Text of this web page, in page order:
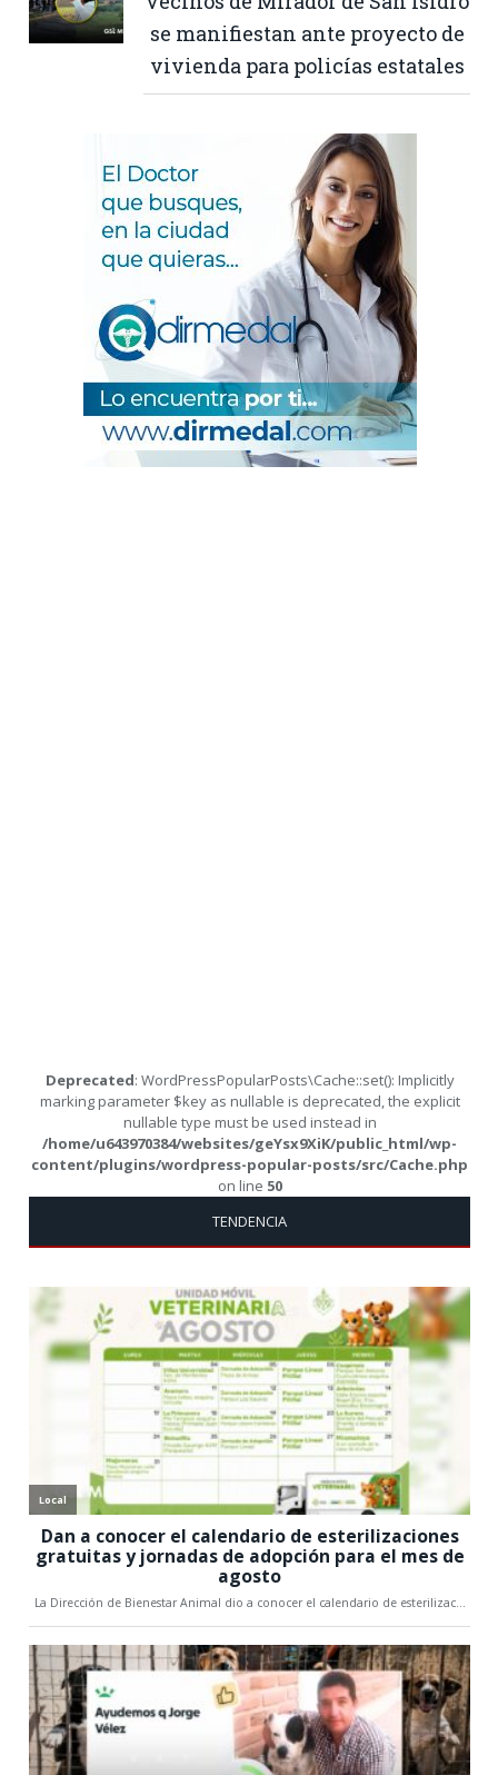
se manifiestan ante proyecto de
vivienda para policías estatales
Deprecated: WordPressPopularPosts\Cache::set(): Implicitly
marking parameter $key as nullable is deprecated, the explicit
nullable type must be used instead in
/home/u643970384/websites/geYsx9XiK/public_html/wp-
content/plugins/wordpress-popular-posts/src/Cache.php
on line 50
TENDENCIA